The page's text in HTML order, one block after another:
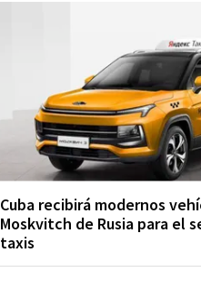
Cuba recibirá modernos
Moskvitch de Rusia para el
taxis